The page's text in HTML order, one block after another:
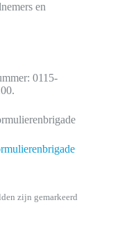
en
0115-
zijn gemarkeerd